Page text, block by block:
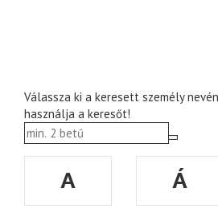
Válassza ki a keresett személy
használja a keresőt!
A Á